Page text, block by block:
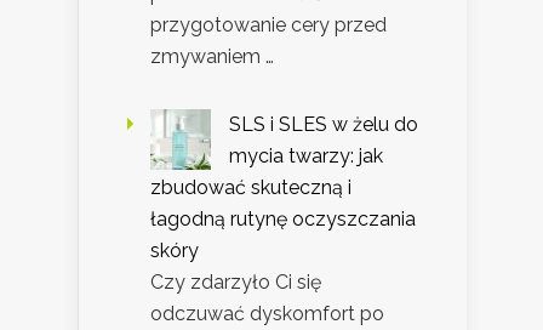
przygotowanie cery przed
zmywaniem …
SLS i SLES w żelu do
mycia twarzy: jak
zbudować skuteczną i
łagodną rutynę oczyszczania
skóry
Czy zdarzyło Ci się
odczuwać dyskomfort po